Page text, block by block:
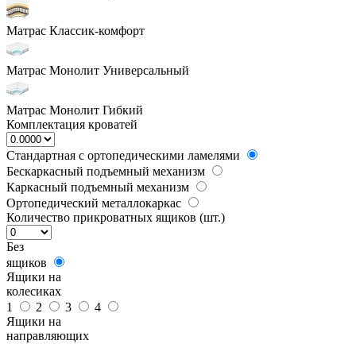
Матрас Классик-комфорт
Матрас Монолит Универсальный
Матрас Монолит Гибкий
Комплектация кроватей
Стандартная с ортопедическими ламелями
Бескаркасный подъемный механизм
Каркасный подъемный механизм
Ортопедический металлокаркас
Количество прикроватных ящиков (шт.)
Без
ящиков
Ящики на
колесиках
1
2 3
4
Ящики на
направляющих